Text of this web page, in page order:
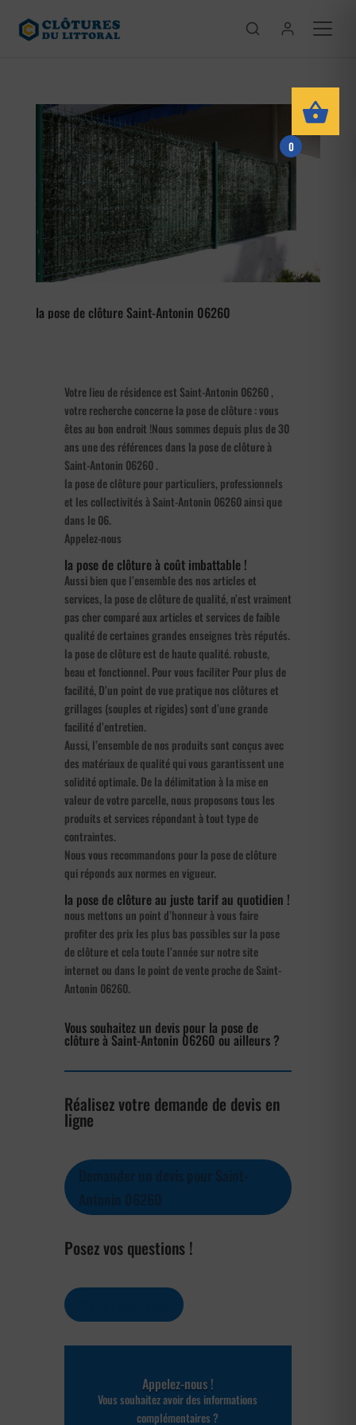
la pose de clôture Saint-Antonin 06260
Votre lieu de résidence est Saint-Antonin 06260 ,
votre recherche concerne la pose de clôture : vous
êtes au bon endroit !Nous sommes depuis plus de 30
ans une des références dans la pose de clôture à
Saint-Antonin 06260 .
la pose de clôture pour particuliers, professionnels
et les collectivités à Saint-Antonin 06260 ainsi que
dans le 06.
Appelez-nous
la pose de clôture à coût imbattable !
Aussi bien que l’ensemble des nos articles et
services, la pose de clôture de qualité, n’est vraiment
pas cher comparé aux articles et services de faible
qualité de certaines grandes enseignes très réputés.
la pose de clôture est de haute qualité. robuste,
beau et fonctionnel. Pour vous faciliter Pour plus de
facilité, D’un point de vue pratique nos clôtures et
grillages (souples et rigides) sont d’une grande
facilité d’entretien.
Aussi, l’ensemble de nos produits sont conçus avec
des matériaux de qualité qui vous garantissent une
solidité optimale. De la délimitation à la mise en
valeur de votre parcelle, nous proposons tous les
produits et services répondant à tout type de
contraintes.
Nous vous recommandons pour la pose de clôture
qui réponds aux normes en vigueur.
la pose de clôture au juste tarif au quotidien !
nous mettons un point d’honneur à vous faire
profiter des prix les plus bas possibles sur la pose
de clôture et cela toute l’année sur notre site
internet ou dans le point de vente proche de Saint-
Antonin 06260.
Vous souhaitez un devis pour la pose de
clôture à Saint-Antonin 06260 ou ailleurs ?
Réalisez votre demande de devis en
ligne
Posez vos questions !
Appelez-nous !
Vous souhaitez avoir des informations
complémentaires ?
0